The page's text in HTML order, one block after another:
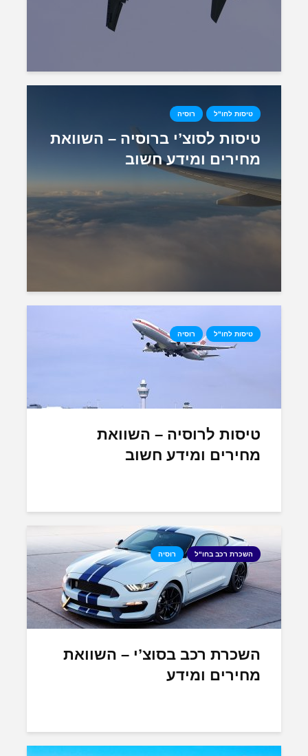
טיסות לחו"ל רוסיה
טיסות לסוצ’י ברוסיה – השוואת
מחירים ומידע חשוב
טיסות לחו"ל רוסיה
טיסות לרוסיה – השוואת
מחירים ומידע חשוב
השכרת רכב בחו"ל רוסיה
השכרת רכב בסוצ’י – השוואת
מחירים ומידע